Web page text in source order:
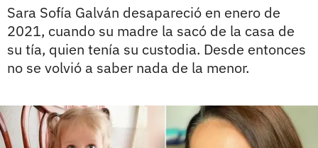
Sara Sofía Galván desapareció en enero de
2021, cuando su madre la sacó de la casa de
su tía, quien tenía su custodia. Desde entonces
no se volvió a saber nada de la menor.